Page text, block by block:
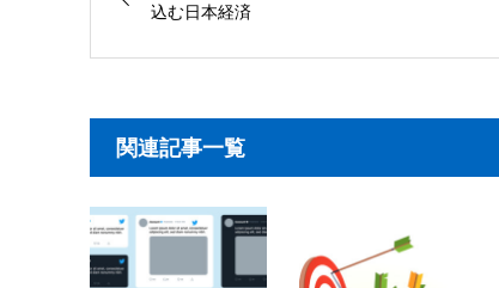
込む日本経済
関連記事一覧